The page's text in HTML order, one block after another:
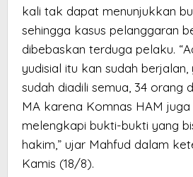
kali tak dapat menunjukkan
sehingga kasus pelanggaran
dibebaskan terduga pelaku.
yudisial itu kan sudah
sudah diadili semua, 34 orang
MA karena Komnas HAM
melengkapi bukti-bukti yang
hakim,” ujar Mahfud dalam
Kamis (18/8).